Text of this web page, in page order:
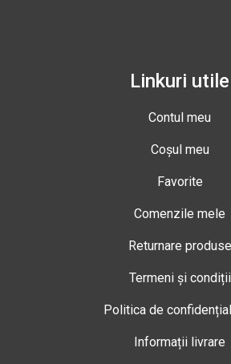
Linkuri utile
Contul meu
Coșul meu
Favorite
Comenzile mele
Returnare produse
Termeni și condiții
Politica de
Informații livrare